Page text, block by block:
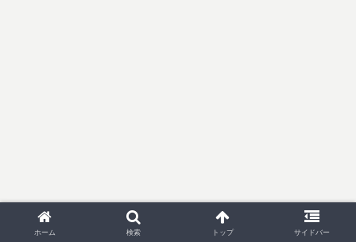
ホーム 検索 トップ サイドバー